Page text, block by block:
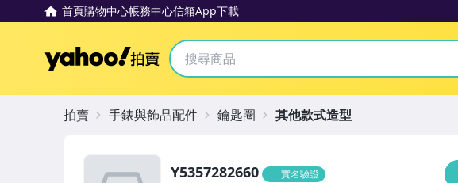
首頁購物中心帳務中心信箱App下載
Yahoo拍賣
Y5357282660 實名驗證
拍賣 手錶與飾品配件 鑰匙圈 其他款式造型